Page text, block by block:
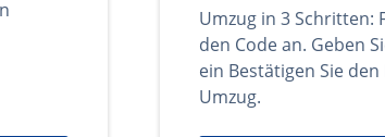
Umzug in 3 Schritten:
den Code an. Geben
ein Bestätigen Sie
Umzug.